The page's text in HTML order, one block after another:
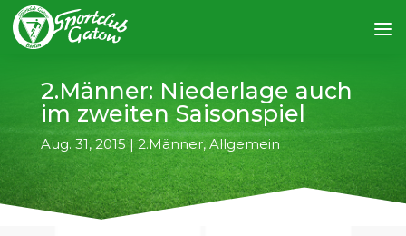
2.Männer: Niederlage auch
im zweiten Saisonspiel
Aug. 31, 2015| 2.Männer,Allgemein